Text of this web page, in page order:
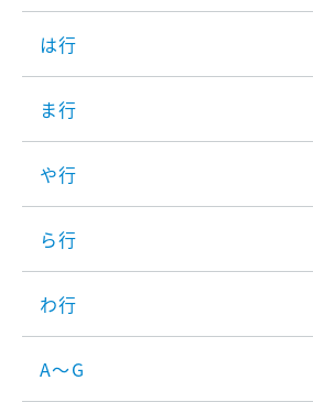
は行
ま行
や行
ら行
わ行
A～G